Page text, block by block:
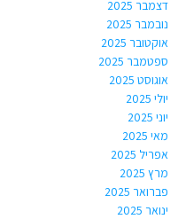
דצמבר 2025
נובמבר 2025
אוקטובר 2025
ספטמבר 2025
אוגוסט 2025
יולי 2025
יוני 2025
מאי 2025
אפריל 2025
מרץ 2025
פברואר 2025
ינואר 2025